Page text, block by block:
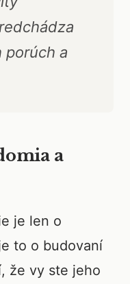
porúch a
a
je len o
to o budovaní
že vy ste jeho